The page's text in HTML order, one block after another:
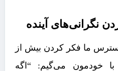
ما فکر کردن بیش از
خودمون می‌گیم: “اگه